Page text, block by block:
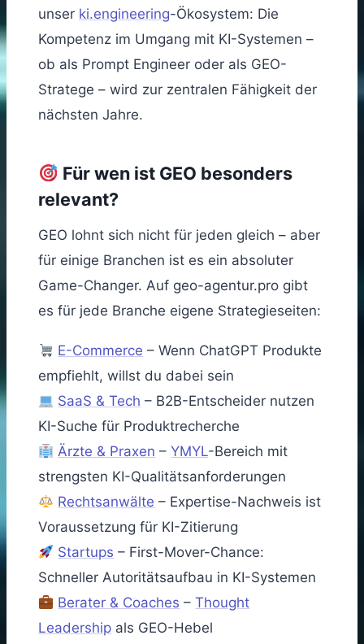
unser ki.engineering-Ökosystem: Die
Kompetenz im Umgang mit KI-Systemen –
ob als Prompt Engineer oder als GEO-
Stratege – wird zur zentralen Fähigkeit der
nächsten Jahre.
Für wen ist GEO besonders
relevant?
GEO lohnt sich nicht für jeden gleich – aber
für einige Branchen ist es ein absoluter
Game-Changer. Auf geo-agentur.pro gibt
es für jede Branche eigene Strategieseiten:
E-Commerce – Wenn ChatGPT Produkte
empfiehlt, willst du dabei sein
SaaS & Tech – B2B-Entscheider nutzen
KI-Suche für Produktrecherche
Ärzte & Praxen –YMYL-Bereich mit
strengsten KI-Qualitätsanforderungen
Rechtsanwälte – Expertise-Nachweis ist
Voraussetzung für KI-Zitierung
Startups – First-Mover-Chance:
Schneller Autoritätsaufbau in KI-Systemen
Berater & Coaches –Thought
Leadership als GEO-Hebel